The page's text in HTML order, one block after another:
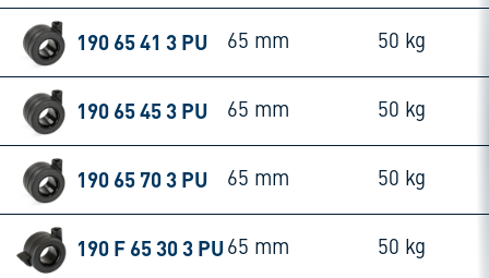
190 65 41 3 PU 65 mm 50 kg
190 65 45 3 PU 65 mm 50 kg
190 65 70 3 PU 65 mm 50 kg
190 F 65 30 3 PU 65 mm 50 kg